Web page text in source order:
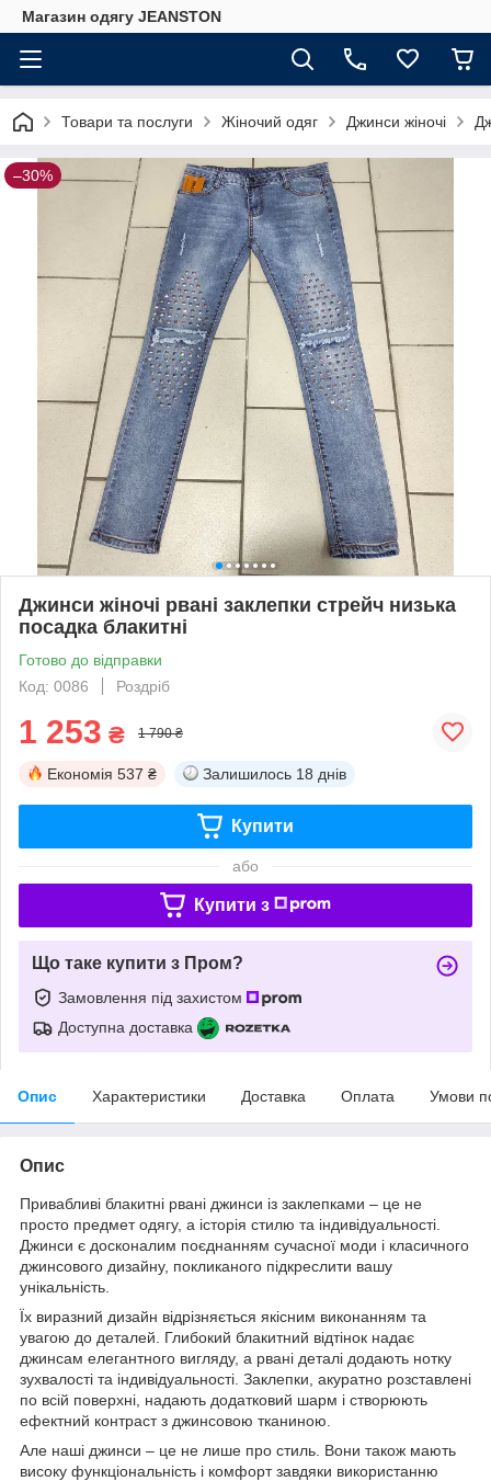
Магазин одягу JEANSTON
Товари та послуги Жіночий одяг Джинси жіночі
–30%
Джинси жіночі рвані заклепки стрейч низька
посадка блакитні
Готово до відправки
Код: 0086
Роздріб
1 253 ₴ 1 790 ₴
Економія 537 ₴ Залишилось 18 днів
Купити
або
Купити з
Що таке купити з Пром?
Замовлення під захистом
Доступна доставка
Опис Характеристики Доставка Оплата Умови
Опис
Привабливі блакитні рвані джинси із заклепками – це не
просто предмет одягу, а історія стилю та індивідуальності.
Джинси є досконалим поєднанням сучасної моди і класичного
джинсового дизайну, покликаного підкреслити вашу
унікальність.
Їх виразний дизайн відрізняється якісним виконанням та
увагою до деталей. Глибокий блакитний відтінок надає
джинсам елегантного вигляду, а рвані деталі додають нотку
зухвалості та індивідуальності. Заклепки, акуратно розставлені
по всій поверхні, надають додатковий шарм і створюють
ефектний контраст з джинсовою тканиною.
Але наші джинси – це не лише про стиль. Вони також мають
високу функціональність і комфорт завдяки використанню